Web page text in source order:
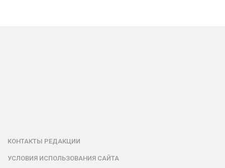
КОНТАКТЫ РЕДАКЦИИ
УСЛОВИЯ ИСПОЛЬЗОВАНИЯ САЙТА